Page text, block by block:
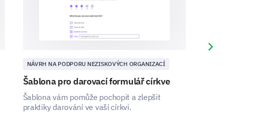
NÁVRH NA PODPORU NEZISKOVÝCH ORGANIZACÍ
Šablona pro darovací formulář církve
Šablona vám pomůže pochopit a zlepšit
praktiky darování ve vaší církvi.
Next slide